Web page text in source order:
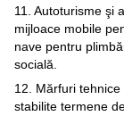
11. Autoturisme şi
mijloace mobile
nave pentru
socială.
12. Mărfuri
stabilite termene